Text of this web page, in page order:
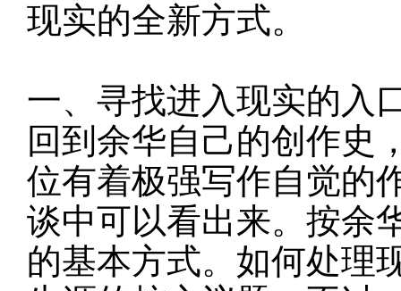
现实的全新方式。
一、寻找进入现实的入
回到余华自己的创作史
位有着极强写作自觉的
谈中可以看出来。按余
的基本方式。如何处理